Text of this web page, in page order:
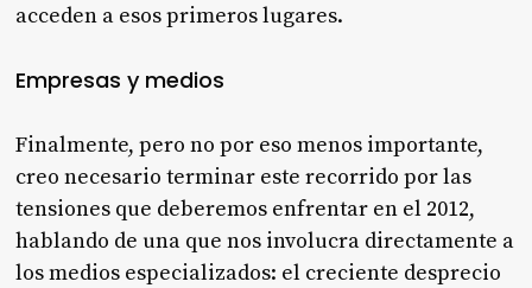
acceden a esos primeros lugares.
Empresas y medios
Finalmente, pero no por eso menos importante,
creo necesario terminar este recorrido por las
tensiones que deberemos enfrentar en el 2012,
hablando de una que nos involucra directamente a
los medios especializados: el creciente desprecio